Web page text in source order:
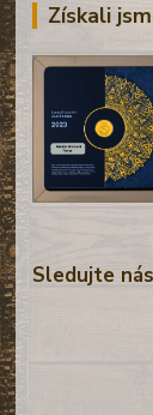
Získali
Sledujte